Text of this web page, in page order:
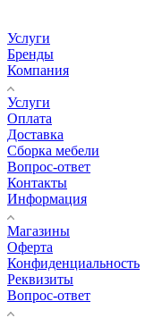
Услуги
Бренды
Компания
Услуги
Оплата
Доставка
Сборка мебели
Вопрос-ответ
Контакты
Информация
Магазины
Оферта
Конфиденциальность
Реквизиты
Вопрос-ответ